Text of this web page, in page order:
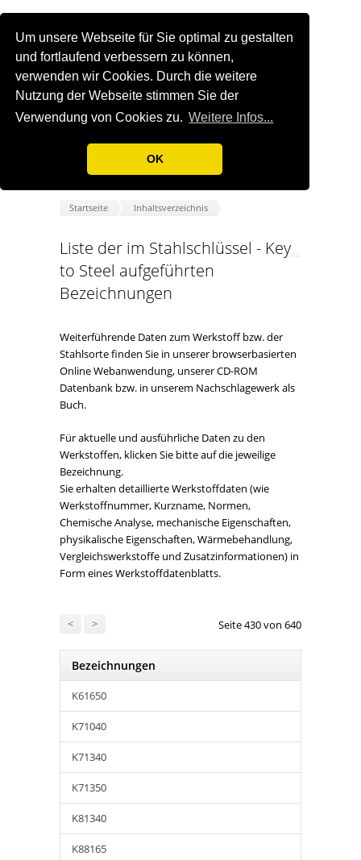
Um unsere Webseite für Sie optimal zu gestalten
und fortlaufend verbessern zu können,
verwenden wir Cookies. Durch die weitere
Nutzung der Webseite stimmen Sie der
Verwendung von Cookies zu. Weitere Infos...
OK
Startseite Inhaltsverzeichnis
Liste der im Stahlschlüssel - Key
to Steel aufgeführten
Bezeichnungen
Weiterführende Daten zum Werkstoff bzw. der
Stahlsorte finden Sie in unserer browserbasierten
Online Webanwendung, unserer CD-ROM
Datenbank bzw. in unserem Nachschlagewerk als
Buch.
Für aktuelle und ausführliche Daten zu den
Werkstoffen, klicken Sie bitte auf die jeweilige
Bezeichnung.
Sie erhalten detaillierte Werkstoffdaten (wie
Werkstoffnummer, Kurzname, Normen,
Chemische Analyse, mechanische Eigenschaften,
physikalische Eigenschaften, Wärmebehandlung,
Vergleichswerkstoffe und Zusatzinformationen) in
Form eines Werkstoffdatenblatts.
< > Seite 430 von 640
Bezeichnungen
K61650
K71040
K71340
K71350
K81340
K88165